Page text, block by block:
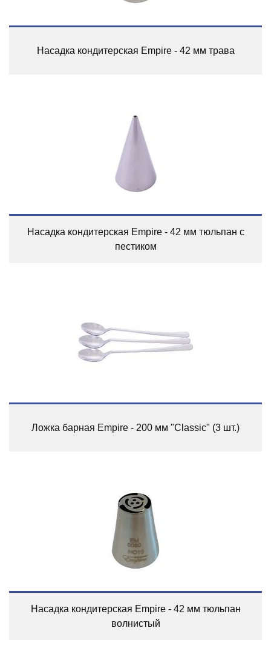
Насадка кондитерская Empire - 42 мм трава
Насадка кондитерская Empire - 42 мм тюльпан с
пестиком
Ложка барная Empire - 200 мм "Classic" (3 шт.)
Насадка кондитерская Empire - 42 мм тюльпан
волнистый